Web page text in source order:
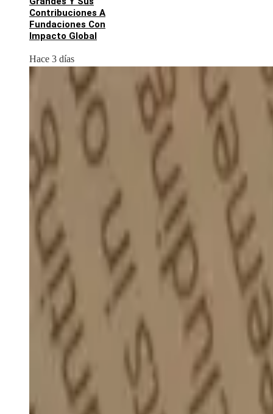
Contribuciones A
Fundaciones Con
Impacto Global
Hace 3 días